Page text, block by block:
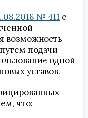
№ 411 с
возможность
подачи
одной
уставов.
что: